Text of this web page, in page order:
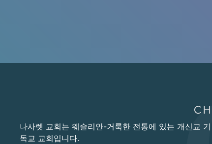
나사렛 교회는 웨슬리안-거룩한 전통에 있는 개신교 기
독교 교회입니다.